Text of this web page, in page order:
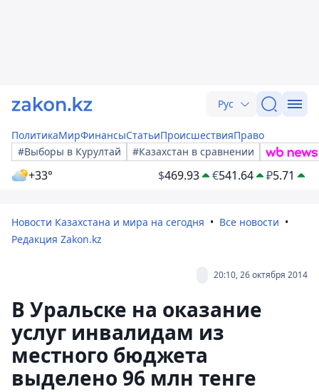
Рус
ПолитикаМирФинансыСтатьиПроисшествияПраво
#Выборы в Курултай
#Казахстан в сравнении
+33° $469.93 €541.64 ₽5.71
Новости Казахстана и мира на сегодня
Все новости
Редакция Zakon.kz
20:10, 26 октября 2014
В Уральске на оказание
услуг инвалидам из
местного бюджета
выделено 96 млн тенге